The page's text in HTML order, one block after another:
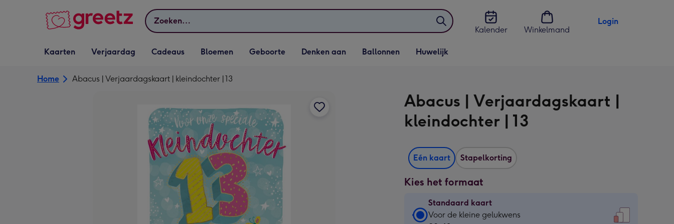
Zoeken
Kalender
Winkelmand
Login
Vervolgkeuzelijst
Kaarten openen
Kaarten
Vervolgkeuzelijst
Verjaardag openen
Verjaardag
Vervolgkeuzelijst
Cadeaus openen
Cadeaus
Vervolgkeuzelijst
Bloemen openen
Bloemen
Vervolgkeuzelijst
Geboorte openen
Geboorte
Vervolgkeuzelijst
Denken aan openen
Denken aan
Vervolgkeuzelijst
Ballonnen openen
Ballonnen
Vervolgkeuzelijst
Huwelijk openen
Huwelijk
Home Abacus | Verjaardagskaart | kleindochter | 13
Abacus | Verjaardagskaart |
kleindochter | 13
Eén kaart Stapelkorting
Kies het formaat
Standaard kaart
Standaard
Voor de kleine gelukwens